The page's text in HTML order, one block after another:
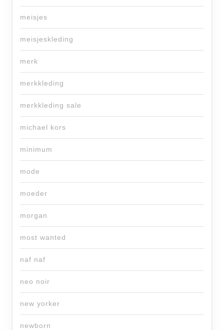
meisjes
meisjeskleding
merk
merkkleding
merkkleding sale
michael kors
minimum
mode
moeder
morgan
most wanted
naf naf
neo noir
new yorker
newborn